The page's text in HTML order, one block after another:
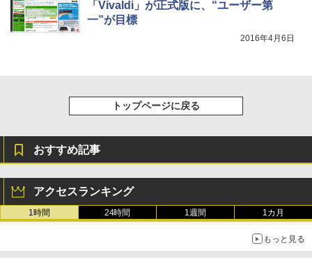
「Vivaldi」が正式版に、“ユーザー第
一”が目標
2016年4月6日
トップページに戻る
おすすめ記事
アクセスランキング
1時間 24時間 1週間 1カ月
もっと見る